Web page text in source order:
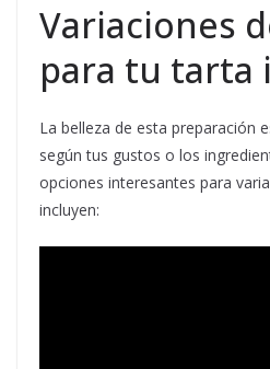
Variaciones
para tu tarta
La belleza de esta preparación
según tus gustos o los
opciones interesantes para
incluyen: